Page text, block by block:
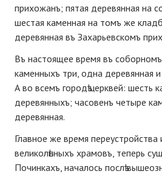
прихожанъ; пятая деревянная на
шестая каменная на томъ же
деревянная въ Захарьевскомъ
Въ настоящее время въ соборномъ
каменныхъ три, одна деревянная и
А во всемъ городѣ церквей: шесть
деревянныхъ; часовенъ четыре
деревянная.
Главное же время переустройства
великолѣпныхъ храмовъ, теперь
Починкахъ, началось послѣ